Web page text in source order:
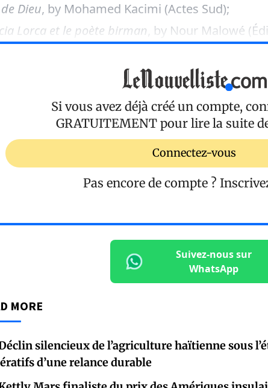
Dieu, by Mohamed Kacimi (Actes Sud);
Lorca et le poète birman , by Nour Malowé
Si vous avez déjà créé un compte,
GRATUITEMENT pour lire la suite
Connectez-vous
Pas encore de compte ?
Suivez-nous sur
WhatsApp
MORE
silencieux de l’agriculture haïtienne sous
d’une relance durable